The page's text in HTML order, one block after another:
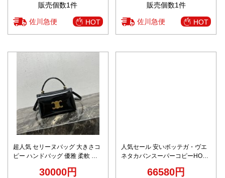
販売個数1件
佐川急便 HOT
販売個数1件
佐川急便 HOT
超人気 セリーヌバッグ 大きさコ
ピー ハンドバッグ 優雅 柔軟 レ
30000円
人気セール 安いボッテガ・ヴエ
ネタカバンスーパーコピーHOP
66580円